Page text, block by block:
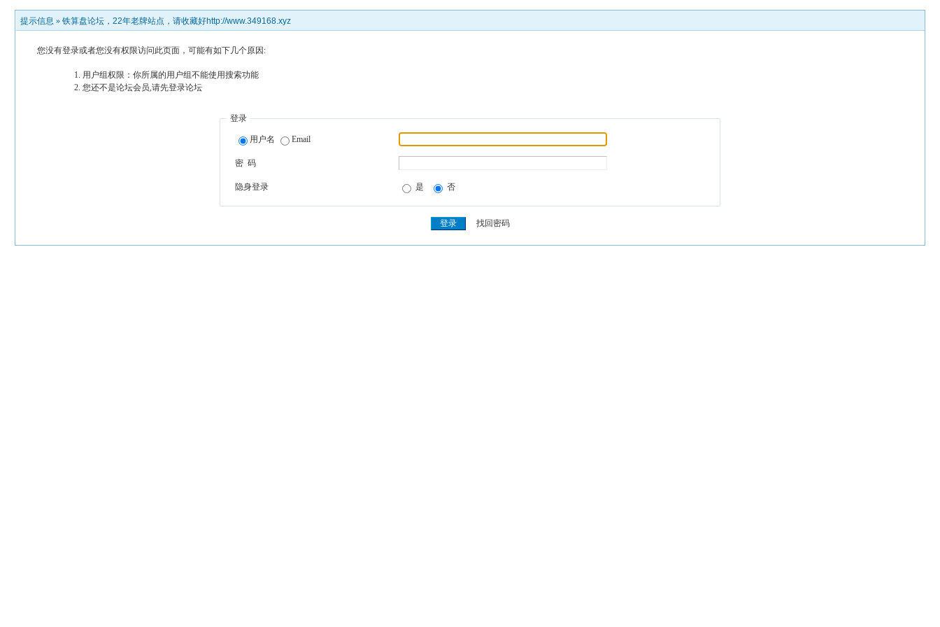
提示信息 » 铁算盘论坛，22年老牌站点，请收藏好http://www.349168.xyz
您没有登录或者您没有权限访问此页面，可能有如下几个原因:
用户组权限：你所属的用户组不能使用搜索功能
您还不是论坛会员,请先登录论坛
登录
用户名 Email
密 码
隐身登录 是 否
找回密码